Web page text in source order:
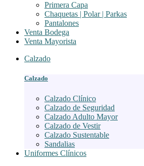
Primera Capa
Chaquetas | Polar | Parkas
Pantalones
Venta Bodega
Venta Mayorista
Calzado
Calzado
Calzado Clínico
Calzado de Seguridad
Calzado Adulto Mayor
Calzado de Vestir
Calzado Sustentable
Sandalias
Uniformes Clínicos